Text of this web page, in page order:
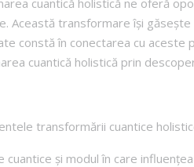
cuantică holistică ne oferă
Această transformare își găsește
constă în conectarea cu aceste
cuantică holistică prin
transformării cuantice
cuantice și modul în care